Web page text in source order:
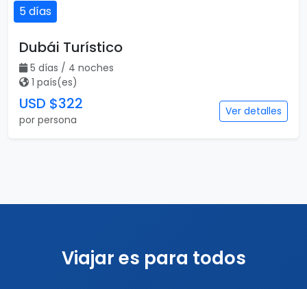
5 días
Dubái Turístico
5 días / 4 noches
1 país(es)
USD $322
por persona
Ver detalles
Viajar es para todos